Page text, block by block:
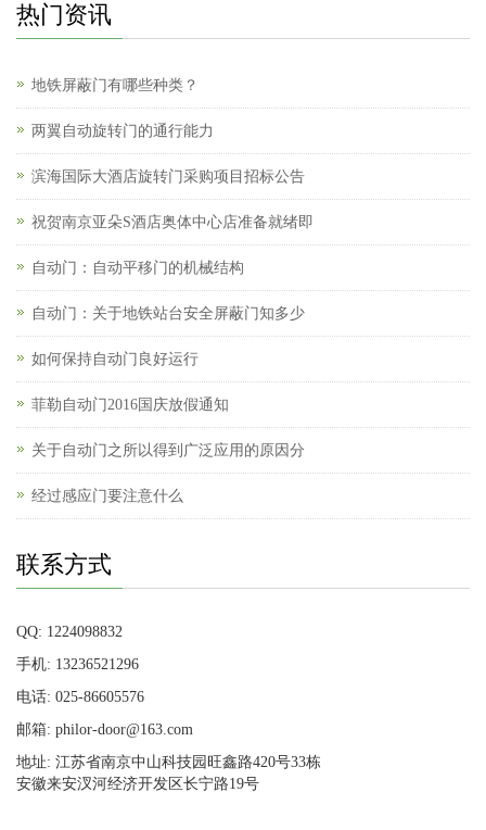
热门资讯
地铁屏蔽门有哪些种类？
两翼自动旋转门的通行能力
滨海国际大酒店旋转门采购项目招标公告
祝贺南京亚朵S酒店奥体中心店准备就绪即
自动门：自动平移门的机械结构
自动门：关于地铁站台安全屏蔽门知多少
如何保持自动门良好运行
菲勒自动门2016国庆放假通知
关于自动门之所以得到广泛应用的原因分
经过感应门要注意什么
联系方式
QQ: 1224098832
手机: 13236521296
电话: 025-86605576
邮箱: philor-door@163.com
地址: 江苏省南京中山科技园旺鑫路420号33栋
安徽来安汊河经济开发区长宁路19号